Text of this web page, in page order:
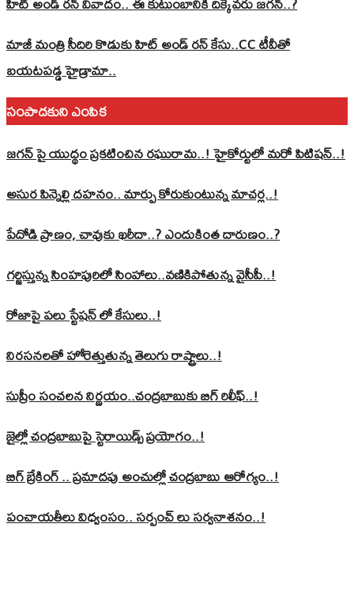
మాజీ మంత్రి సీదిరి కొడుకు హిట్ అండ్ రన్ కేసు..CC టీవీతో
బయటపడ్డ హైడ్రామా..
సంపాదకుని ఎంపిక
జగన్ పై యుద్థం ప్రకటించిన రఘురామ..! హైకోర్టులో మరో పిటిషన్..!
అసుర పిన్నెల్లి దహనం.. మార్పు కోరుకుంటున్న మాచర్ల..!
పేదోడి ప్రాణం, చావుకు ఖరీదా..? ఎందుకింత దారుణం..?
గర్జిస్తున్న సింహపురిలో సింహాలు..వణికిపోతున్న వైసీపీ..!
రోజాపై పలు స్టేషన్ లో కేసులు..!
నిరసనలతో హోరెత్తుతున్న తెలుగు రాష్ట్రాలు..!
సుప్రీం సంచలన నిర్ణయం..చంద్రబాబుకు బిగ్ రిలీఫ్..!
జైల్లో చంద్రబాబుపై స్టెరాయిడ్స్ ప్రయోగం..!
బిగ్ బ్రేకింగ్ .. ప్రమాదపు అంచుల్లో చంద్రబాబు ఆరోగ్యం..!
పంచాయతీలు విధ్వంసం.. సర్పంచ్ లు సర్వనాశనం..!